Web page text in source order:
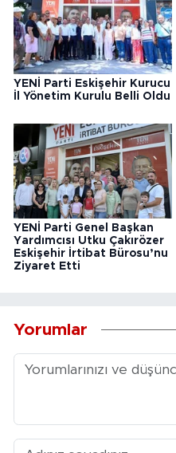
YENİ Parti Eskişehir Kurucu
İl Yönetim Kurulu Belli Oldu
YENİ Parti Genel Başkan
Yardımcısı Utku Çakırözer
Eskişehir İrtibat Bürosu’nu
Ziyaret Etti
Yorumlar